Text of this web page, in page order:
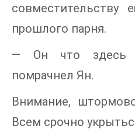
прошлого парня.
— Он что здесь
помрачнел Ян.
Внимание,
Всем срочно